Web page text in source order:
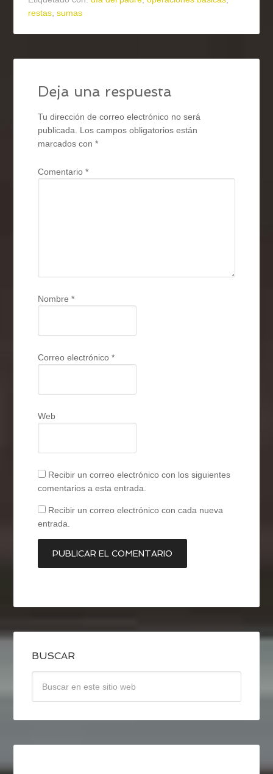
restas,sumas
Deja una respuesta
Tu dirección de correo electrónico no será
publicada. Los campos obligatorios están
marcados con*
Comentario*
Nombre*
Correo electrónico*
Web
Recibir un correo electrónico con los siguientes
comentarios a esta entrada.
Recibir un correo electrónico con cada nueva
entrada.
BUSCAR